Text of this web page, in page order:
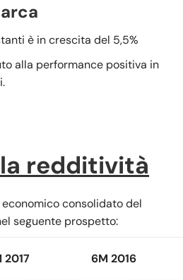
è in crescita del 5,5%
alla performance positiva in
redditività
consolidato del
seguente prospetto:
2017 6M 2016